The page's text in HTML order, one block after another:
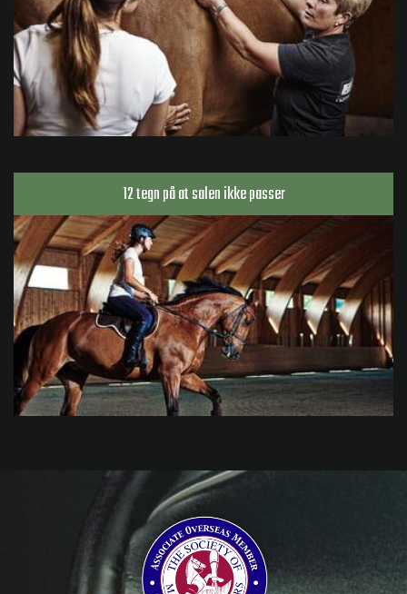
12 tegn på at salen ikke passer